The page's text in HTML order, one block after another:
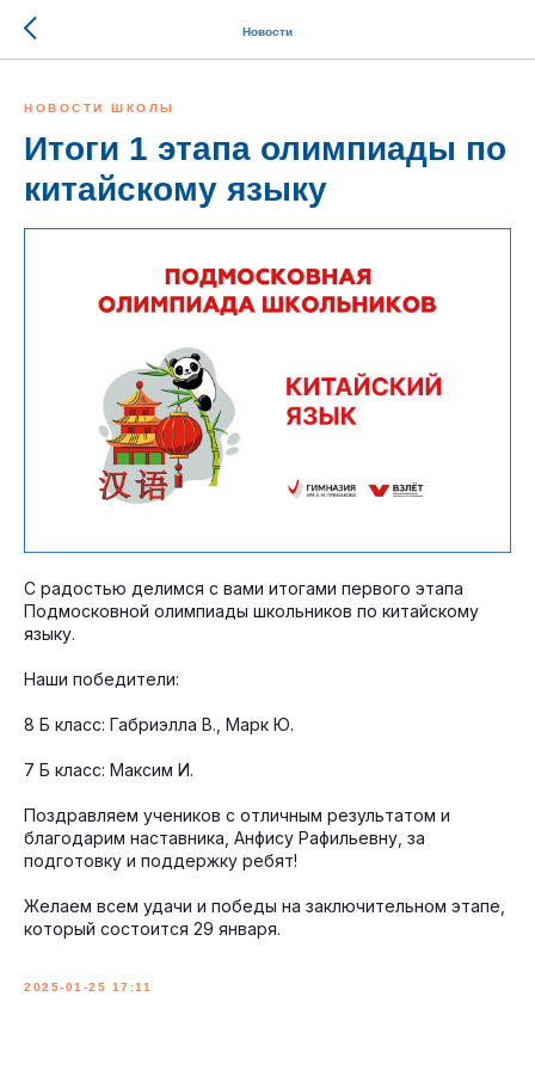
Новости
НОВОСТИ ШКОЛЫ
Итоги 1 этапа олимпиады по
китайскому языку
С радостью делимся с вами итогами первого этапа
Подмосковной олимпиады школьников по китайскому
языку.
Наши победители:
8 Б класс: Габриэлла В., Марк Ю.
7 Б класс: Максим И.
Поздравляем учеников с отличным результатом и
благодарим наставника, Анфису Рафильевну, за
подготовку и поддержку ребят!
Желаем всем удачи и победы на заключительном этапе,
который состоится 29 января.
2025-01-25 17:11